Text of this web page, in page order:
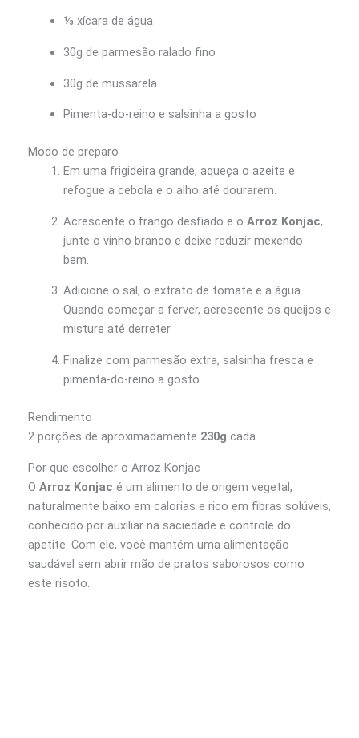
⅓ xícara de água
30g de parmesão ralado fino
30g de mussarela
Pimenta-do-reino e salsinha a gosto
Modo de preparo
Em uma frigideira grande, aqueça o azeite e
refogue a cebola e o alho até dourarem.
Acrescente o frango desfiado e o Arroz Konjac,
junte o vinho branco e deixe reduzir mexendo
bem.
Adicione o sal, o extrato de tomate e a água.
Quando começar a ferver, acrescente os queijos e
misture até derreter.
Finalize com parmesão extra, salsinha fresca e
pimenta-do-reino a gosto.
Rendimento
2 porções de aproximadamente 230g cada.
Por que escolher o Arroz Konjac
O Arroz Konjac é um alimento de origem vegetal,
naturalmente baixo em calorias e rico em fibras solúveis,
conhecido por auxiliar na saciedade e controle do
apetite. Com ele, você mantém uma alimentação
saudável sem abrir mão de pratos saborosos como
este risoto.